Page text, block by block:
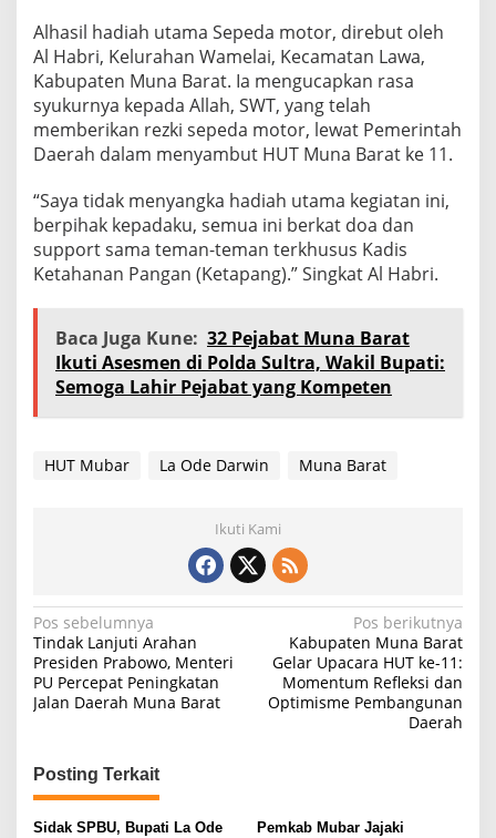
Alhasil hadiah utama Sepeda motor, direbut oleh
Al Habri, Kelurahan Wamelai, Kecamatan Lawa,
Kabupaten Muna Barat. Ia mengucapkan rasa
syukurnya kepada Allah, SWT, yang telah
memberikan rezki sepeda motor, lewat Pemerintah
Daerah dalam menyambut HUT Muna Barat ke 11.
“Saya tidak menyangka hadiah utama kegiatan ini,
berpihak kepadaku, semua ini berkat doa dan
support sama teman-teman terkhusus Kadis
Ketahanan Pangan (Ketapang).” Singkat Al Habri.
Baca Juga Kune: 32 Pejabat Muna Barat
Ikuti Asesmen di Polda Sultra, Wakil Bupati:
Semoga Lahir Pejabat yang Kompeten
HUT Mubar La Ode Darwin Muna Barat
Ikuti Kami
Navigasi
pos
Pos sebelumnya
Tindak Lanjuti Arahan
Presiden Prabowo, Menteri
PU Percepat Peningkatan
Jalan Daerah Muna Barat
Pos berikutnya
Kabupaten Muna Barat
Gelar Upacara HUT ke-11:
Momentum Refleksi dan
Optimisme Pembangunan
Daerah
Posting Terkait
Sidak SPBU, Bupati La Ode
Pemkab Mubar Jajaki